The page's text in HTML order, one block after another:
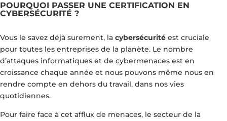
POURQUOI PASSER UNE CERTIFICATION EN
CYBERSÉCURITÉ ?
Vous le savez déjà surement, la cybersécurité est cruciale
pour toutes les entreprises de la planète. Le nombre
d’attaques informatiques et de cybermenaces est en
croissance chaque année et nous pouvons même nous en
rendre compte en dehors du travail, dans nos vies
quotidiennes.
Pour faire face à cet afflux de menaces, le secteur de la